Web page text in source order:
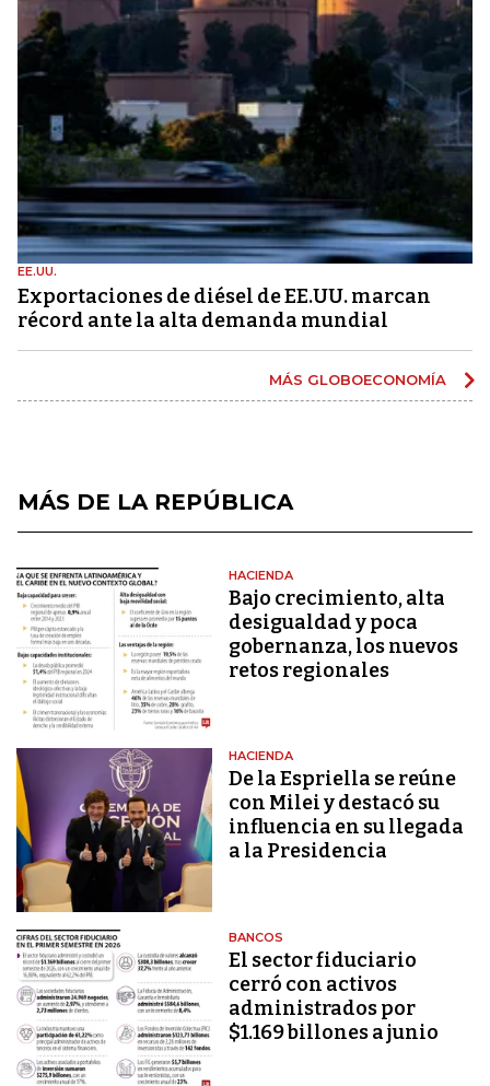
EE.UU.
Exportaciones de diésel de EE.UU. marcan
récord ante la alta demanda mundial
MÁS GLOBOECONOMÍA
MÁS DE LA REPÚBLICA
HACIENDA
Bajo crecimiento, alta
desigualdad y poca
gobernanza, los nuevos
retos regionales
HACIENDA
De la Espriella se reúne
con Milei y destacó su
influencia en su llegada
a la Presidencia
BANCOS
El sector fiduciario
cerró con activos
administrados por
$1.169 billones a junio